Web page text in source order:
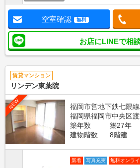
空室確認 無料
お店にLINEで相
賃貸マンション
リンデン東薬院
NEW
福岡市営地下鉄七隈
福岡県福岡市中央区
築年数
築27年
建物階数
8階建
新着 写真充実 無料オンラ